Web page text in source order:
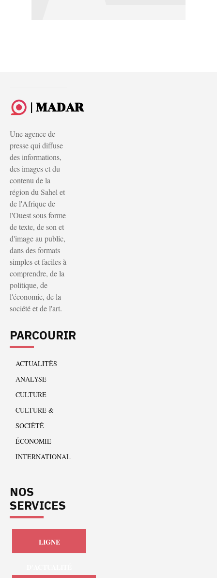
| MADAR
Une agence de
presse qui diffuse
des informations,
des images et du
contenu de la
région du Sahel et
de l'Afrique de
l'Ouest sous forme
de texte, de son et
d'image au public,
dans des formats
simples et faciles à
comprendre, de la
politique, de
l'économie, de la
société et de l'art.
PARCOURIR
ACTUALITÉS
ANALYSE
CULTURE
CULTURE &
SOCIÉTÉ
ÉCONOMIE
INTERNATIONAL
NOS
SERVICES
LIGNE